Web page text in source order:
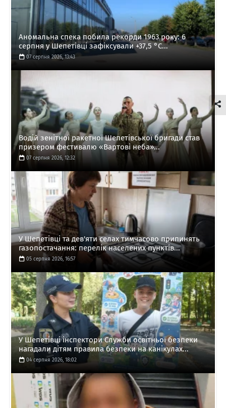
Аномальна спека побила рекорди 1963 року: 6
серпня у Шепетівці зафіксували +37,5 °C...
07 серпня 2026, 13:43
Водій зенітної ракетної Шепетівської бригади став
призером фестивалю «Вартові неба»...
07 серпня 2026, 12:32
У Шепетівці та дев'яти селах тимчасово припинять
газопостачання: перелік населених пунктів...
05 серпня 2026, 16:57
У Шепетівці інспектори Служби освітньої безпеки
нагадали дітям правила безпеки на канікулах...
04 серпня 2026, 18:02